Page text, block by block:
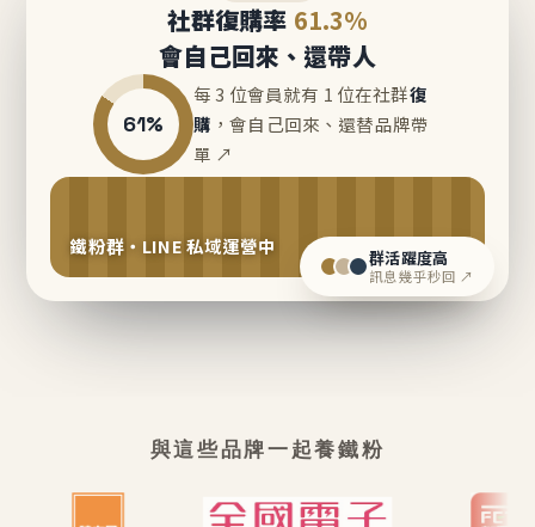
社群復購率 61.3%
會自己回來、還帶人
61%
每 3 位會員就有 1 位在社群復
購 ，會自己回來、還替品牌帶
單 ↗
鐵粉群・LINE 私域運營中 群活躍度高
訊息幾乎秒回 ↗
與這些品牌一起養鐵粉